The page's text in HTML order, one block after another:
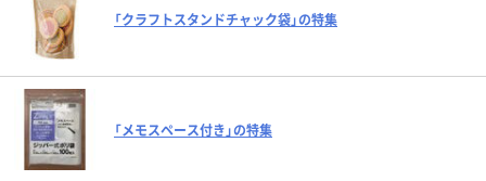
「クラフトスタンドチャック袋」の特集
「メモスペース付き」の特集